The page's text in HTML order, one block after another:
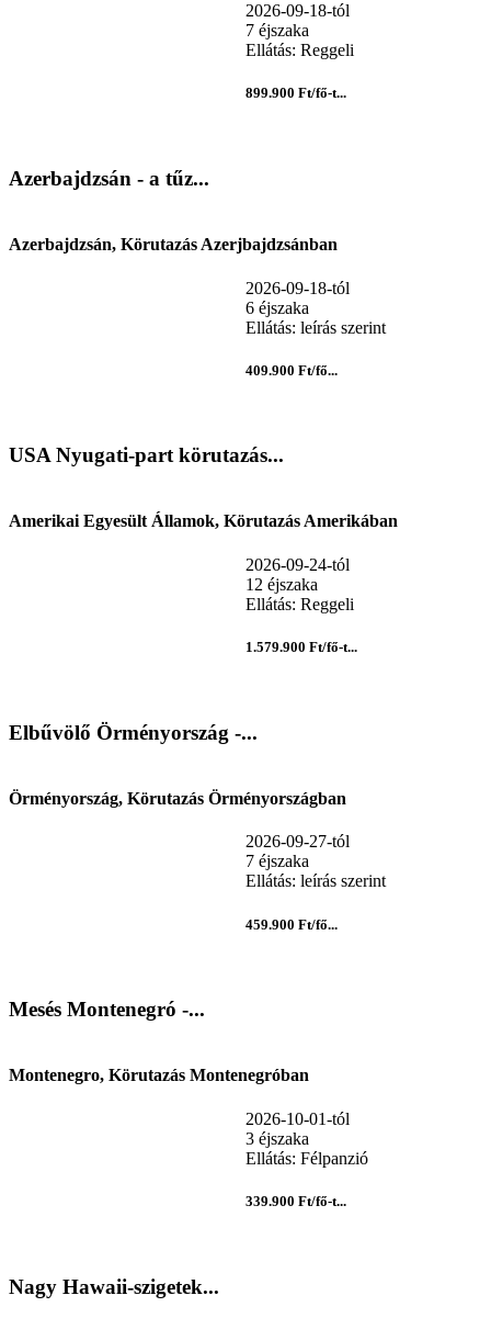
2026-09-18-tól
7 éjszaka
Ellátás: Reggeli
899.900 Ft/fő-t...
Azerbajdzsán - a tűz...
Azerbajdzsán, Körutazás Azerjbajdzsánban
2026-09-18-tól
6 éjszaka
Ellátás: leírás szerint
409.900 Ft/fő...
USA Nyugati-part körutazás...
Amerikai Egyesült Államok, Körutazás Amerikában
2026-09-24-tól
12 éjszaka
Ellátás: Reggeli
1.579.900 Ft/fő-t...
Elbűvölő Örményország -...
Örményország, Körutazás Örményországban
2026-09-27-tól
7 éjszaka
Ellátás: leírás szerint
459.900 Ft/fő...
Mesés Montenegró -...
Montenegro, Körutazás Montenegróban
2026-10-01-tól
3 éjszaka
Ellátás: Félpanzió
339.900 Ft/fő-t...
Nagy Hawaii-szigetek...